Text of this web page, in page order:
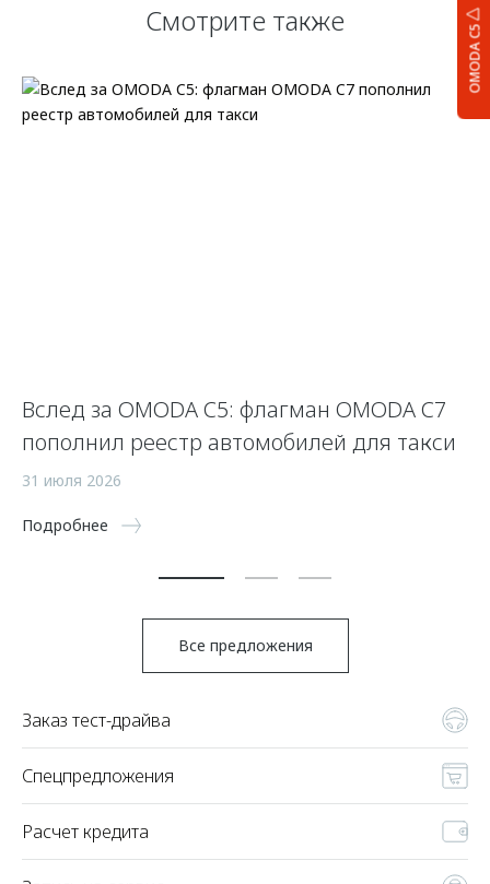
OMODA C5
Смотрите также
Вслед за OMODA C5: флагман OMODA C7
пополнил реестр автомобилей для такси
31 июля 2026
Подробнее
Все предложения
Заказ тест-драйва
Спецпредложения
Расчет кредита